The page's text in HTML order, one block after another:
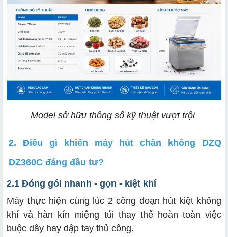
Model sở hữu thông số kỹ thuật vượt trội
2. Điều gì khiến máy hút chân không DZQ
DZ360C đáng đầu tư?
2.1 Đóng gói nhanh - gọn - kiệt khí
Máy thực hiện cùng lúc 2 công đoạn hút kiệt không
khí và hàn kín miệng túi thay thế hoàn toàn việc
buộc dây hay dập tay thủ công.